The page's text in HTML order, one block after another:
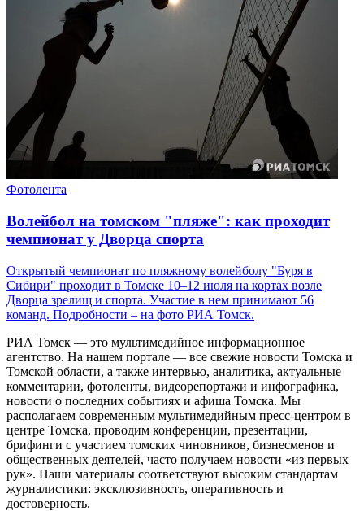
Фотолента
Волейбол на томском "пляже": как проходит
чемпионат у Дворца спорта
Открытый чемпионат по пляжному волейболу "Буря в
Сибири" проходит в Томске 10–12 июля на кортах возле
Дворца зрелищ и спорта. Участие в нем принимают 56
команд. Подробности – на фото РИА Томск.
РИА Томск — это мультимедийное информационное
агентство. На нашем портале — все свежие новости Томска и
Томской области, а также интервью, аналитика, актуальные
комментарии, фотоленты, видеорепортажи и инфографика,
новости о последних событиях и афиша Томска. Мы
располагаем современным мультимедийным пресс-центром в
центре Томска, проводим конференции, презентации,
брифинги с участием томских чиновников, бизнесменов и
общественных деятелей, часто получаем новости «из первых
рук». Наши материалы соответствуют высоким стандартам
журналистики: эксклюзивность, оперативность и
достоверность.